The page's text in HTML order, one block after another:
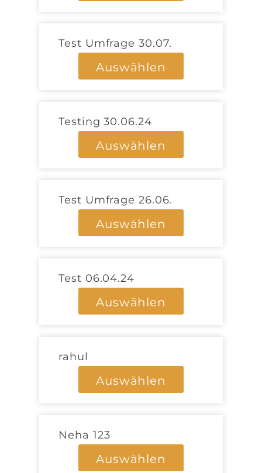
Test Umfrage 30.07.
Auswählen
Testing 30.06.24
Auswählen
Test Umfrage 26.06.
Auswählen
Test 06.04.24
Auswählen
rahul
Auswählen
Neha 123
Auswählen